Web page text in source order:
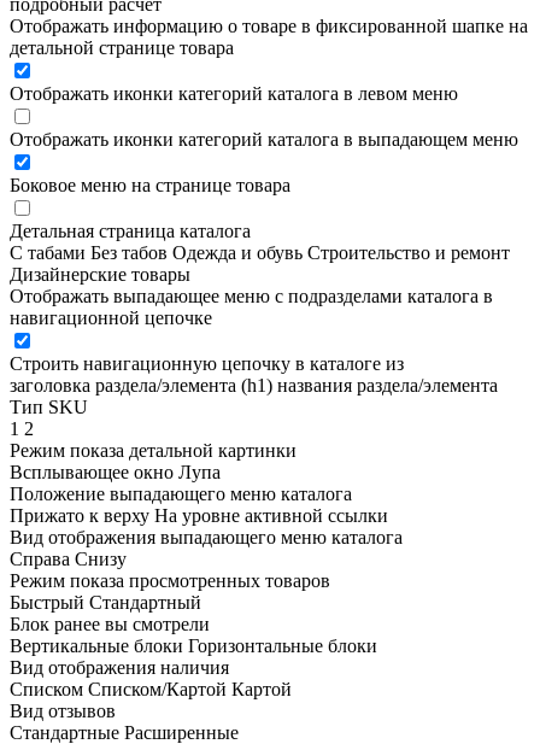
подробный расчет
Отображать информацию о товаре в фиксированной шапке на
детальной странице товара
Отображать иконки категорий каталога в левом меню
Отображать иконки категорий каталога в выпадающем меню
Боковое меню на странице товара
Детальная страница каталога
С табами Без табов Одежда и обувь Строительство и ремонт
Дизайнерские товары
Отображать выпадающее меню с подразделами каталога в
навигационной цепочке
Строить навигационную цепочку в каталоге из
заголовка раздела/элемента (h1) названия раздела/элемента
Тип SKU
1 2
Режим показа детальной картинки
Всплывающее окно Лупа
Положение выпадающего меню каталога
Прижато к верху На уровне активной ссылки
Вид отображения выпадающего меню каталога
Справа Снизу
Режим показа просмотренных товаров
Быстрый Стандартный
Блок ранее вы смотрели
Вертикальные блоки Горизонтальные блоки
Вид отображения наличия
Списком Списком/Картой Картой
Вид отзывов
Стандартные Расширенные